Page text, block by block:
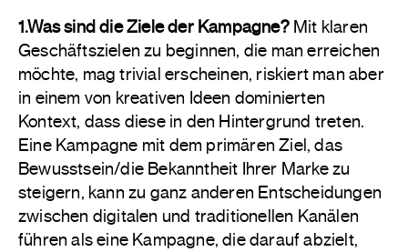
1.Was sind die Ziele der Kampagne? Mit klaren
Geschäftszielen zu beginnen, die man erreichen
möchte, mag trivial erscheinen, riskiert man aber
in einem von kreativen Ideen dominierten
Kontext, dass diese in den Hintergrund treten.
Eine Kampagne mit dem primären Ziel, das
Bewusstsein/die Bekanntheit Ihrer Marke zu
steigern, kann zu ganz anderen Entscheidungen
zwischen digitalen und traditionellen Kanälen
führen als eine Kampagne, die darauf abzielt,